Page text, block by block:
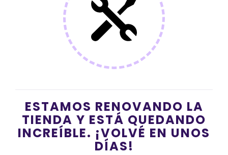
ESTAMOS RENOVANDO LA
TIENDA Y ESTÁ QUEDANDO
INCREÍBLE. ¡VOLVÉ EN UNOS
DÍAS!